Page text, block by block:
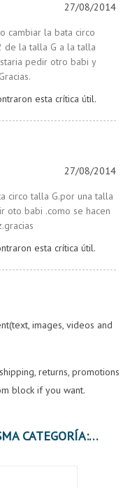
27/08/2014
cambiar la bata circo
de la talla G a la talla
pedir otro babi y
esta crítica útil.
27/08/2014
circo talla G.por una talla
oto babi .como se hacen
esta crítica útil.
images, videos and
returns, promotions
block if you want.
2 PRODUCTOS MÁS EN LA MISMA CATEGORÍA: